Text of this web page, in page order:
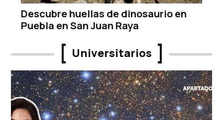
Descubre huellas de dinosaurio en
Puebla en San Juan Raya
Universitarios